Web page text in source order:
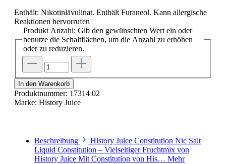
Enthält: Nikotinlävulinat. Enthält Furaneol. Kann allergische
Reaktionen hervorrufen
Produkt Anzahl: Gib den gewünschten Wert ein oder
benutze die Schaltflächen, um die Anzahl zu erhöhen
oder zu reduzieren.
In den Warenkorb
Produktnummer: 17314 02
Marke: History Juice
Beschreibung
History Juice Constitution Nic Salt
Liquid Constitution – Vielseitiger Fruchtmix von
History Juice Mit Constitution von His… Mehr